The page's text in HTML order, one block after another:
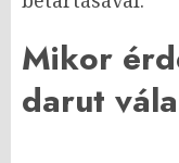
Mikor
darut